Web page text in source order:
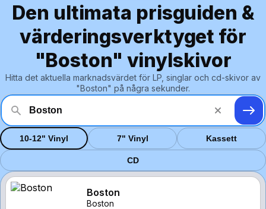
Den ultimata prisguiden &
värderingsverktyget för
"Boston" vinylskivor
Hitta det aktuella marknadsvärdet för LP, singlar och cd-skivor av
"Boston" på några sekunder.
10-12" Vinyl 7" Vinyl Kassett
CD
Boston
Boston